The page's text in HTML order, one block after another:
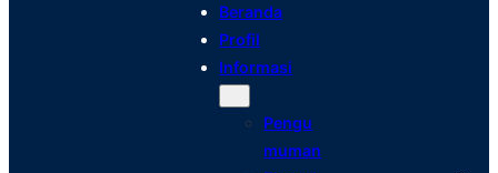
Beranda
Profil
Informasi
Pengu
muman